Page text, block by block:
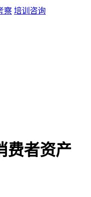
察 培训咨询
费者资产